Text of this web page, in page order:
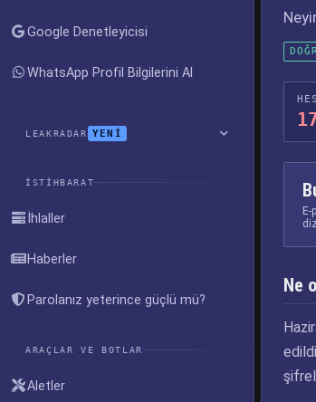
Google Denetleyicisi
WhatsApp Profil Bilgilerini Al
LEAKRADAR YENİ
İSTIHBARAT
İhlaller
Haberler
Parolanız yeterince güçlü mü?
ARAÇLAR VE BOTLAR
Aletler
Ne